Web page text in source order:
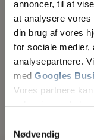
annoncer, til at
at analysere vores
din brug af vores
for sociale medier,
analysepartnere.
med Googles
Vores partnere
Nødvendig